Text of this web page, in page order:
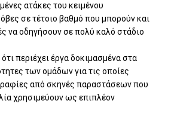
ατάκες του κειμένου
σε τέτοιο βαθμό που μπορούν και
να οδηγήσουν σε πολύ καλό στάδιο
περιέχει έργα δοκιμασμένα στα
των ομάδων για τις οποίες
από σκηνές παραστάσεων που
χρησιμεύουν ως επιπλέον